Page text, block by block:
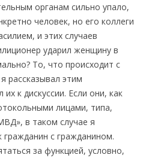
органам сильно упало,
человек, но его коллеги
и этих случаев
ударил женщину в
То, что происходит с
рассказывал этим
к дискуссии. Если они, как
лицами, типа,
в таком случае я
гражданин с гражданином.
за функцией, условно,